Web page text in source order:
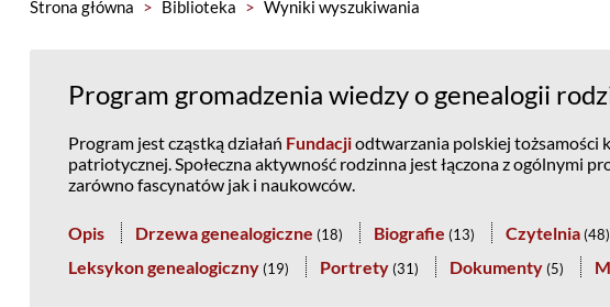
Strona główna > Biblioteka > Wyniki wyszukiwania
Program gromadzenia wiedzy o genealogii
Program jest cząstką działań Fundacjiodtwarzania polskiej tożsamości
patriotycznej. Społeczna aktywność rodzinna jest łączona z ogólnymi
zarówno fascynatów jak i naukowców.
Opis Drzewa genealogiczne (18) Biografie (13) Czytelnia (48)
Leksykon genealogiczny (19) Portrety (31) Dokumenty (5)